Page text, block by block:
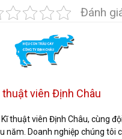
Đánh
thuật viên Định Châu
thuật viên Định Châu, cùng
năm. Doanh nghiệp chúng tôi